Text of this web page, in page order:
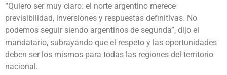
“Quiero ser muy claro: el norte argentino merece
previsibilidad, inversiones y respuestas definitivas. No
podemos seguir siendo argentinos de segunda”, dijo el
mandatario, subrayando que el respeto y las oportunidades
deben ser los mismos para todas las regiones del territorio
nacional.